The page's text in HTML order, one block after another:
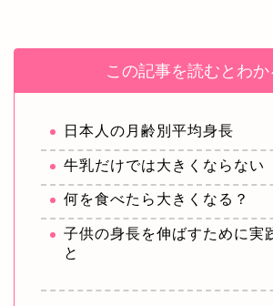
この記事を読むとわ
日本人の月齢別平均身長
牛乳だけでは大きくならない
何を食べたら大きくなる？
子供の身長を伸ばすために実
と